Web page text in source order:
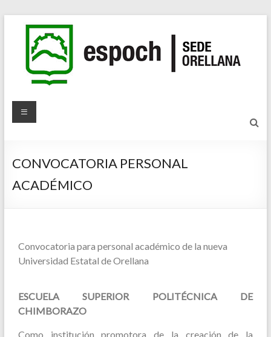
CONVOCATORIA PERSONAL
ACADÉMICO
Convocatoria para personal académico de la nueva
Universidad Estatal de Orellana
ESCUELA SUPERIOR POLITÉCNICA DE
CHIMBORAZO
Como institución promotora de la creación de la